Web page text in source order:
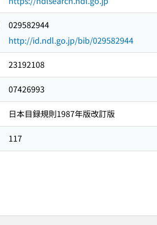
029582944
http://id.ndl.go.jp/bib/029582944
23192108
07426993
日本目録規則1987年版改訂版
117